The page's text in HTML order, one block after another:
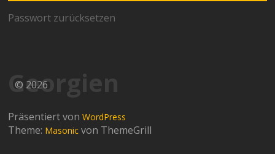
Passwort zurücksetzen
Georgien
© 2026
Präsentiert vonWordPress
Theme: Masonic von ThemeGrill